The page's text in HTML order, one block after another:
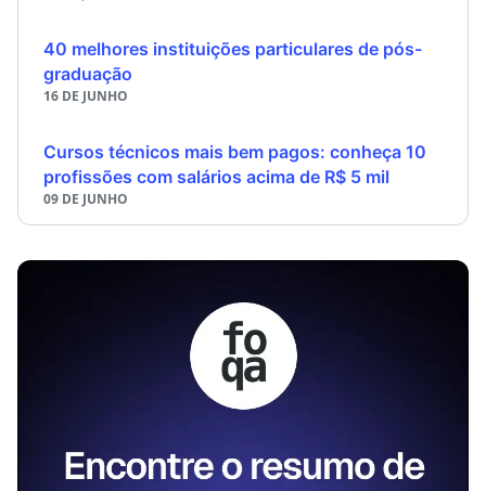
40 melhores instituições particulares de pós-
graduação
16 DE JUNHO
Cursos técnicos mais bem pagos: conheça 10
profissões com salários acima de R$ 5 mil
09 DE JUNHO